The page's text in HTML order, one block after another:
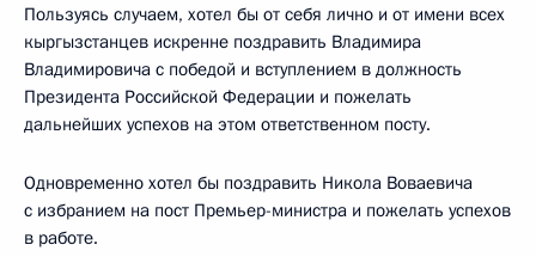
Пользуясь случаем, хотел бы от себя лично и от имени всех
кыргызстанцев искренне поздравить Владимира
Владимировича с победой и вступлением в должность
Президента Российской Федерации и пожелать
дальнейших успехов на этом ответственном посту.
Одновременно хотел бы поздравить Никола Воваевича
с избранием на пост Премьер-министра и пожелать успехов
в работе.